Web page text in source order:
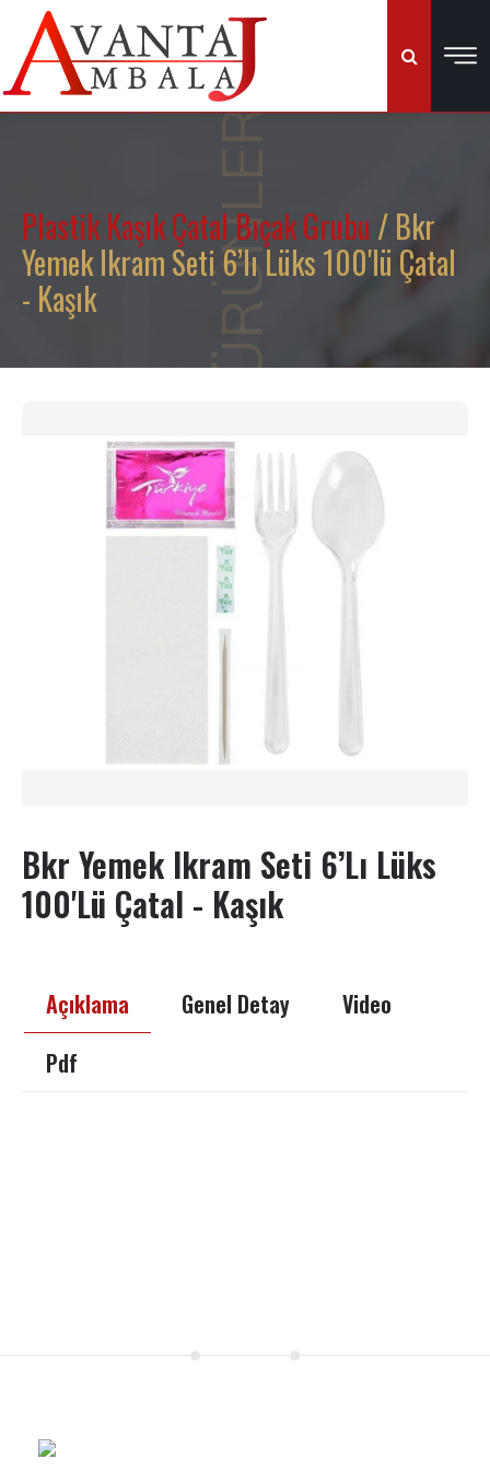
ÜRÜNLER
Plastik Kaşık Çatal Bıçak Grubu / Bkr
Yemek Ikram Seti 6’lı Lüks 100'lü Çatal
- Kaşık
Bkr Yemek Ikram Seti 6’lı Lüks
100'lü Çatal - Kaşık
Açıklama Genel Detay
Video
Pdf